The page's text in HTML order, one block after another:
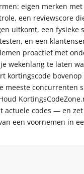
eigen merken
een reviewscore
uitkomt, een fysieke
en een
proactief met
wekenlang te laten
kortingscode
meeste concurrenten
actuele codes — en
een voornemen in